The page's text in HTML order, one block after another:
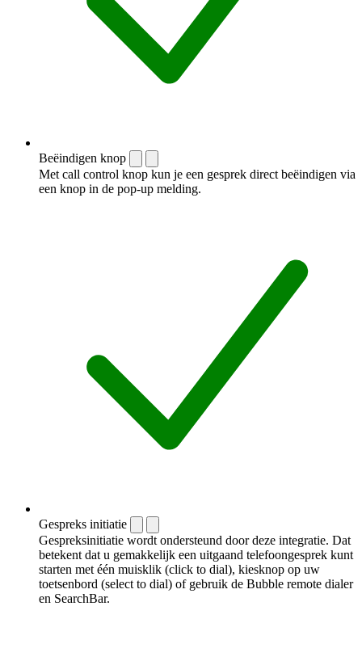
Beëindigen knop
Met call control knop kun je een gesprek direct beëindigen via
een knop in de pop-up melding.
Gespreks initiatie
Gespreksinitiatie wordt ondersteund door deze integratie. Dat
betekent dat u gemakkelijk een uitgaand telefoongesprek kunt
starten met één muisklik (click to dial), kiesknop op uw
toetsenbord (select to dial) of gebruik de Bubble remote dialer
en SearchBar.